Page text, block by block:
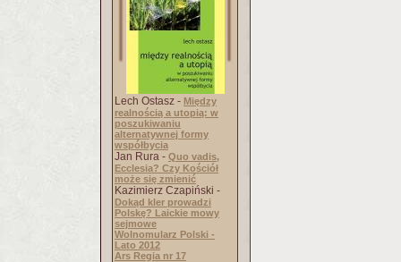
Lech Ostasz - Między
realnością a utopią: w
poszukiwaniu
alternatywnej formy
współbycia
Jan Rura - Quo vadis,
Ecclesia? Czy Kościół
może się zmienić
Kazimierz Czapiński -
Dokąd kler prowadzi
Polskę? Laickie mowy
sejmowe
Wolnomularz Polski -
Lato 2012
Ars Regia nr 17